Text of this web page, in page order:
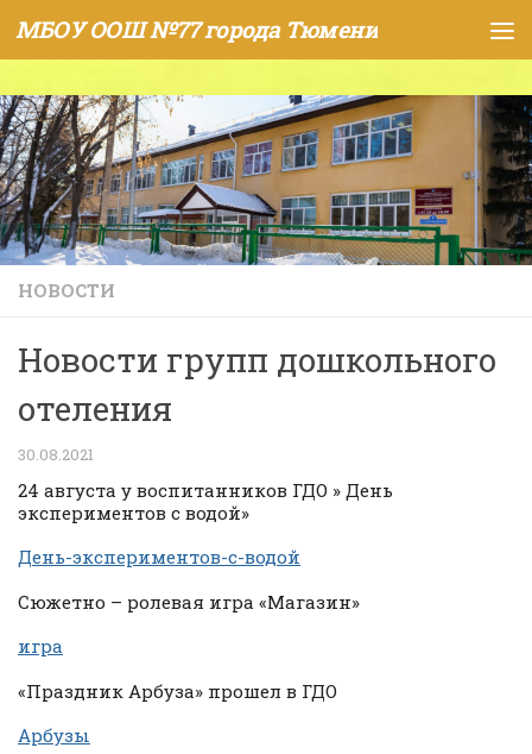
Skip to content
МБОУ ООШ №77 города Тюмени
НОВОСТИ
Новости групп дошкольного
отеления
30.08.2021
24 августа у воспитанников ГДО » День
экспериментов с водой»
День-экспериментов-с-водой
Сюжетно – ролевая игра «Магазин»
игра
«Праздник Арбуза» прошел в ГДО
Арбузы